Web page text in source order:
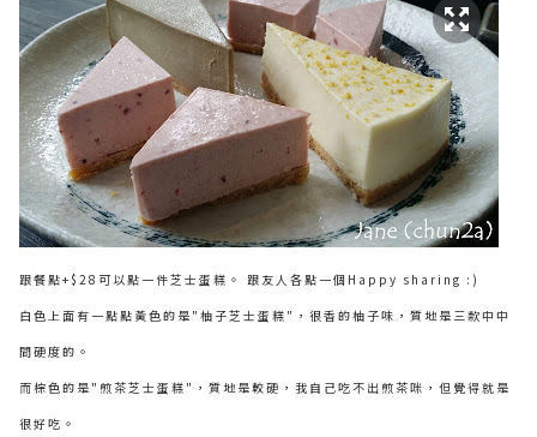
跟餐點+$28可以點一件芝士蛋糕。 跟友人各點一個Happy sharing :)
白色上面有一點點黃色的是"柚子芝士蛋糕"，很香的柚子味，質地是三款中中
間硬度的。
而棕色的是"煎茶芝士蛋糕"，質地是較硬，我自己吃不出煎茶咪，但覺得就是
很好吃。